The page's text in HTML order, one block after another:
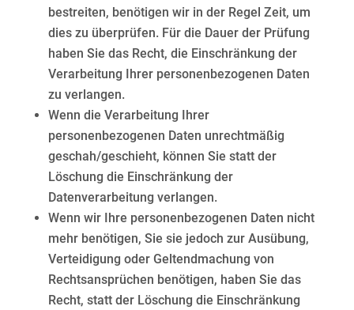
bestreiten, benötigen wir in der Regel Zeit, um
dies zu überprüfen. Für die Dauer der Prüfung
haben Sie das Recht, die Einschränkung der
Verarbeitung Ihrer personenbezogenen Daten
zu verlangen.
Wenn die Verarbeitung Ihrer
personenbezogenen Daten unrechtmäßig
geschah/geschieht, können Sie statt der
Löschung die Einschränkung der
Datenverarbeitung verlangen.
Wenn wir Ihre personenbezogenen Daten nicht
mehr benötigen, Sie sie jedoch zur Ausübung,
Verteidigung oder Geltendmachung von
Rechtsansprüchen benötigen, haben Sie das
Recht, statt der Löschung die Einschränkung